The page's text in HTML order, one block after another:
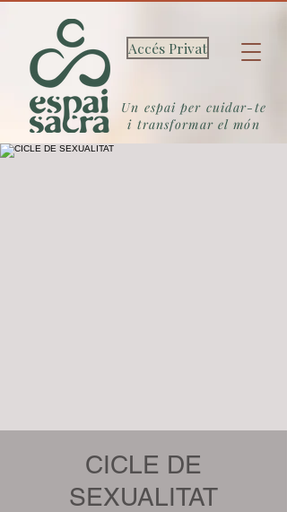
Accés Privat
Un espai per cuidar-te
i transformar el món
CICLE DE
SEXUALITAT